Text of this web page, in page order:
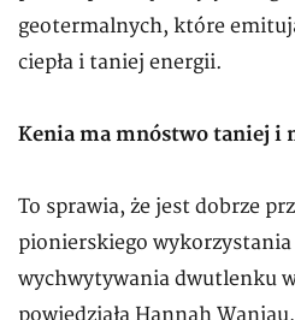
geotermalnych, które
ciepła i taniej energii.
Kenia ma mnóstwo taniej i
To sprawia, że jest dobrze
pionierskiego wykorzystania
wychwytywania dwutlenku